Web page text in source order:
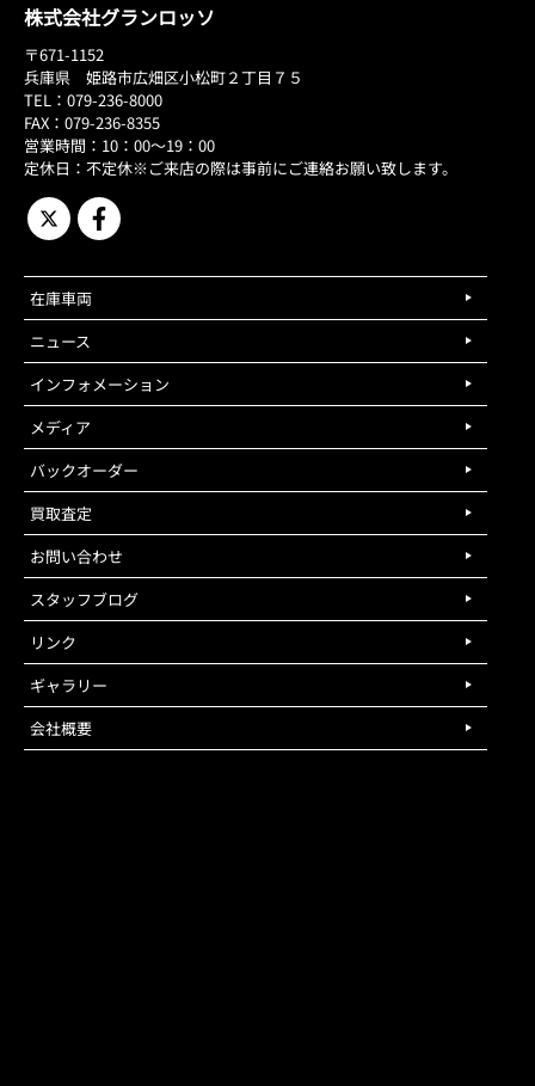
株式会社グランロッソ
〒671-1152
兵庫県 姫路市広畑区小松町２丁目７５
TEL：079-236-8000
FAX：079-236-8355
営業時間：10：00～19：00
定休日：不定休※ご来店の際は事前にご連絡お願い致します。
在庫車両
ニュース
インフォメーション
メディア
バックオーダー
買取査定
お問い合わせ
スタッフブログ
リンク
ギャラリー
会社概要